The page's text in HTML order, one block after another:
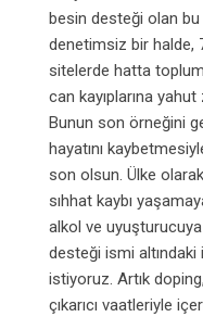
besin desteği olan
denetimsiz bir halde,
sitelerde hatta
can kayıplarına
Bunun son örneğini
hayatını
son olsun. Ülke
sıhhat kaybı
alkol ve
desteği ismi
istiyoruz. Artık
çıkarıcı vaatleriyle